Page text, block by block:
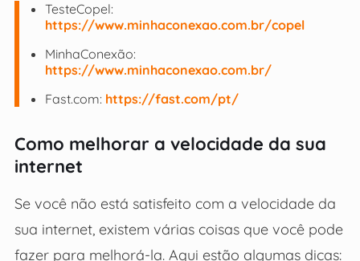
TesteCopel:
https://www.minhaconexao.com.br/copel
MinhaConexão:
https://www.minhaconexao.com.br/
Fast.com: https://fast.com/pt/
Como melhorar a velocidade da sua
internet
Se você não está satisfeito com a velocidade da
sua internet, existem várias coisas que você pode
fazer para melhorá-la. Aqui estão algumas dicas: